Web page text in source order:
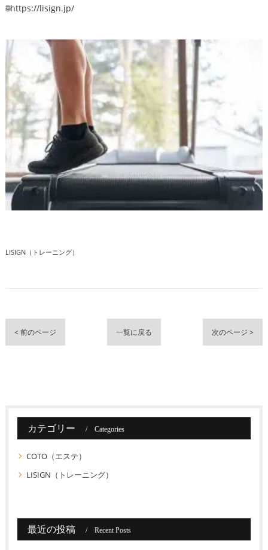
🌐https://lisign.jp/
LISIGN（トレーニング）
< 前のページ 一覧に戻る 次のページ >
カテゴリー Categories
COTO（エステ）
LISIGN（トレーニング）
最近の投稿 Recent Posts